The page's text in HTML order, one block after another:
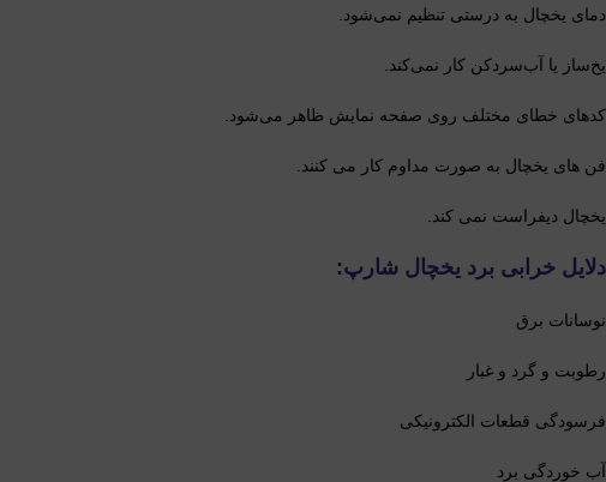
دمای یخچال به درستی تنظیم نمی‌شود.
یخ‌ساز یا آب‌سردکن کار نمی‌کند.
کدهای خطای مختلف روی صفحه نمایش ظاهر می‌شود.
فن های یخچال به صورت مداوم کار می کنند.
یخچال دیفراست نمی کند.
دلایل خرابی برد یخچال شارپ:
نوسانات برق
رطوبت و گرد و غبار
فرسودگی قطعات الکترونیکی
آب خوردگی برد